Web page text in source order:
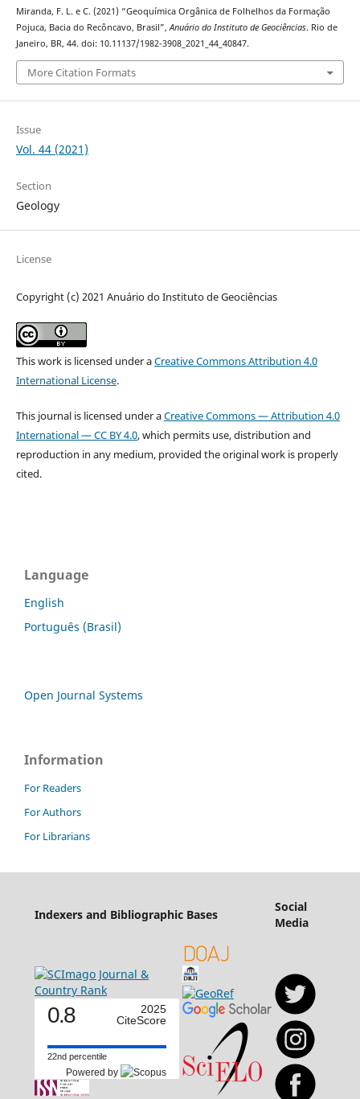
Miranda, F. L. e C. (2021) “Geoquímica Orgânica de Folhelhos da Formação
Pojuca, Bacia do Recôncavo, Brasil”,Anuário do Instituto de Geociências. Rio de
Janeiro, BR, 44. doi: 10.11137/1982-3908_2021_44_40847.
More Citation Formats
Issue
Vol. 44 (2021)
Section
Geology
License
Copyright (c) 2021 Anuário do Instituto de Geociências
This work is licensed under aCreative Commons Attribution 4.0
International License.
This journal is licensed under aCreative Commons — Attribution 4.0
International — CC BY 4.0, which permits use, distribution and
reproduction in any medium, provided the original work is properly
cited.
Language
English
Português (Brasil)
Open Journal Systems
Information
For Readers
For Authors
For Librarians
Indexers and Bibliographic Bases
Social
Media
0.8
2025
CiteScore
22nd percentile
Powered by